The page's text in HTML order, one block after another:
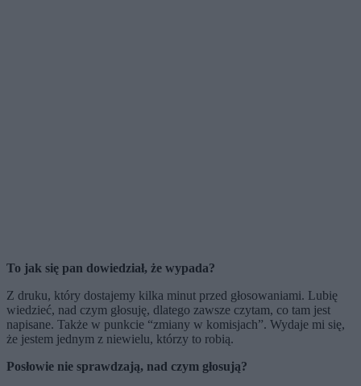
To jak się pan dowiedział, że wypada?
Z druku, który dostajemy kilka minut przed głosowaniami. Lubię
wiedzieć, nad czym głosuję, dlatego zawsze czytam, co tam jest
napisane. Także w punkcie “zmiany w komisjach”. Wydaje mi się,
że jestem jednym z niewielu, którzy to robią.
Posłowie nie sprawdzają, nad czym głosują?